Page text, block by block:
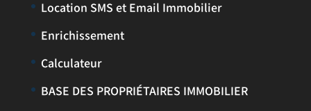
Location SMS et Email Immobilier
Enrichissement
Calculateur
BASE DES PROPRIÉTAIRES IMMOBILIER